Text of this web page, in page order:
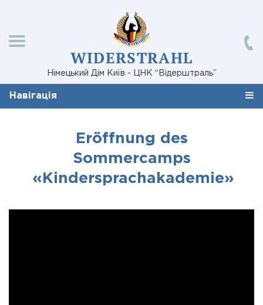
WIDERSTRAHL
Німецький Дім Київ - ЦНК “Відерштраль”
Навігація
Eröffnung des
Sommercamps
«Kindersprachakademie»